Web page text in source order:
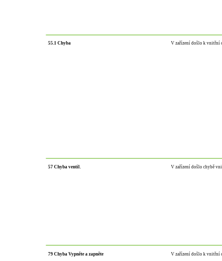
55.1 Chyba V zařízení došlo k vnitřní
57 Chyba ventil. V zařízení došlo chybě
79 Chyba Vypněte a zapněte V zařízení došlo k vnitřní